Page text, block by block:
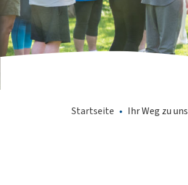
Startseite • Ihr Weg zu uns